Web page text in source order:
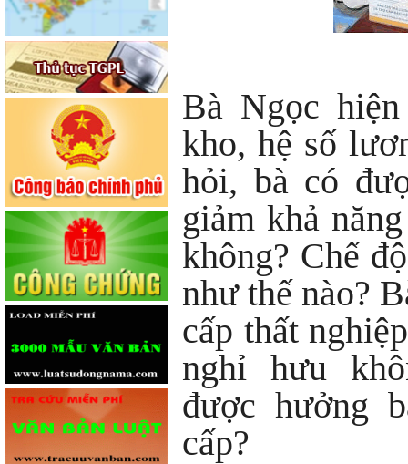
Bà Ngọc
kho, hệ số
hỏi, bà có
giảm khả
không? Chế
như thế nào?
cấp thất
nghỉ hưu
được hưởng
cấp?